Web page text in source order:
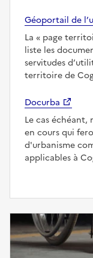
Géoportail de
La
page
liste les
servitudes
territoire de
Docurba
Le cas échéant,
en cours qui
d'urbanisme
applicables à